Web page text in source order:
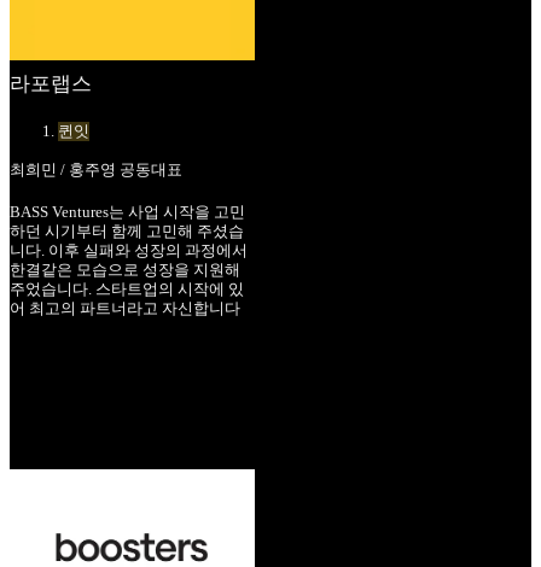
라포랩스
퀸잇
최희민 / 홍주영 공동대표
BASS Ventures는 사업 시작을 고민
하던 시기부터 함께 고민해 주셨습
니다. 이후 실패와 성장의 과정에서
한결같은 모습으로 성장을 지원해
주었습니다. 스타트업의 시작에 있
어 최고의 파트너라고 자신합니다